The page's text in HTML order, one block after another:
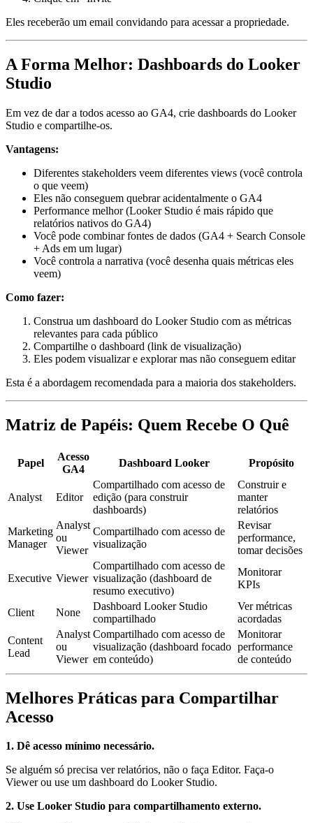
Eles receberão um email convidando para acessar a propriedade.
A Forma Melhor: Dashboards do Looker
Studio
Em vez de dar a todos acesso ao GA4, crie dashboards do Looker
Studio e compartilhe-os.
Vantagens:
Diferentes stakeholders veem diferentes views (você controla
o que veem)
Eles não conseguem quebrar acidentalmente o GA4
Performance melhor (Looker Studio é mais rápido que
relatórios nativos do GA4)
Você pode combinar fontes de dados (GA4 + Search Console
+ Ads em um lugar)
Você controla a narrativa (você desenha quais métricas eles
veem)
Como fazer:
Construa um dashboard do Looker Studio com as métricas
relevantes para cada público
Compartilhe o dashboard (link de visualização)
Eles podem visualizar e explorar mas não conseguem editar
Esta é a abordagem recomendada para a maioria dos stakeholders.
Matriz de Papéis: Quem Recebe O Quê
Papel
Acesso
GA4
Dashboard Looker Propósito
Analyst Editor
Compartilhado com acesso de
edição (para construir
dashboards)
Construir e
manter
relatórios
Marketing
Manager
Analyst
ou
Viewer
Compartilhado com acesso de
visualização
Revisar
performance,
tomar decisões
Executive Viewer
Compartilhado com acesso de
visualização (dashboard de
resumo executivo)
Monitorar
KPIs
Client None
Dashboard Looker Studio
compartilhado
Ver métricas
acordadas
Content
Lead
Analyst
ou
Viewer
Compartilhado com acesso de
visualização (dashboard focado
em conteúdo)
Monitorar
performance
de conteúdo
Melhores Práticas para Compartilhar
Acesso
1. Dê acesso mínimo necessário.
Se alguém só precisa ver relatórios, não o faça Editor. Faça-o
Viewer ou use um dashboard do Looker Studio.
2. Use Looker Studio para compartilhamento externo.